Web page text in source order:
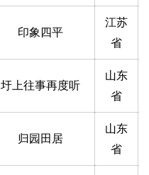
印象四平
江苏
省
圩上往事再度听
山东
省
归园田居
山东
省